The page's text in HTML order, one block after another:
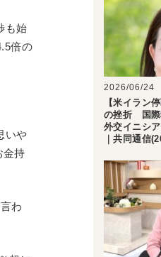
も始
倍の
いや
金持
わ
2026/06/24
【米イラン
の挫折 国
外交イニシ
｜共同通信